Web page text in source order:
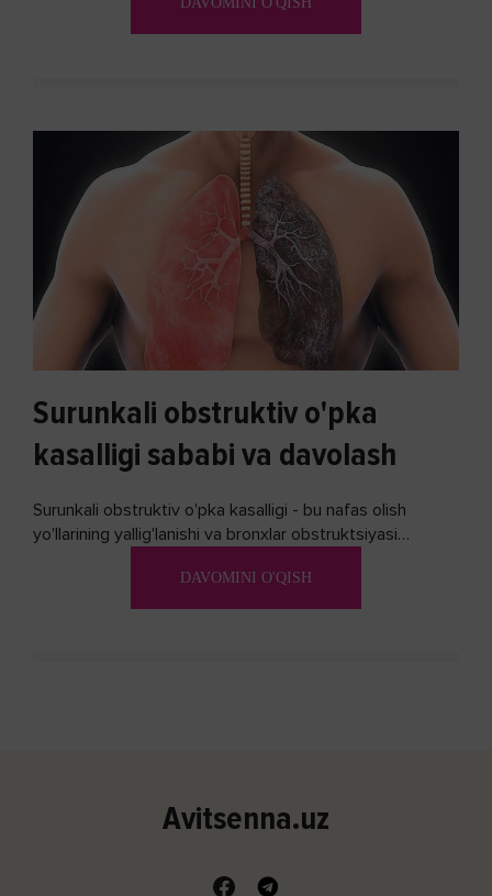
biron bir usuli bormi?
Surunkali obstruktiv o'pka
kasalligi sababi va davolash
Surunkali obstruktiv o'pka kasalligi - bu nafas olish
yo'llarining yallig'lanishi va bronxlar obstruktsiyasi
DAVOMINI O'QISH
Avitsenna.uz